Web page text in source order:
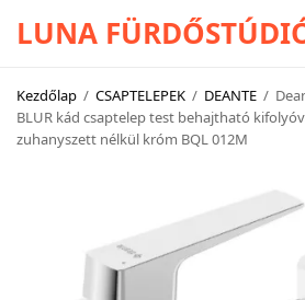
LUNA
Kezdőlap / CSAPTELEPEK / DEANTE /
BLUR kád csaptelep test behajtható
zuhanyszett nélkül króm BQL 012M
CSAPTELEPEK